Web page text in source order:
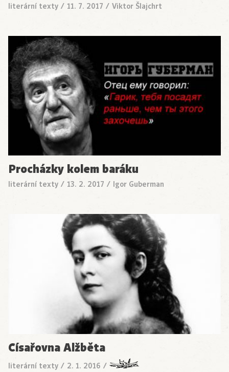
literární texty / 11. 7. 2017 / Viktor Šlajchrt
Procházky kolem baráku
literární texty / 13. 2. 2017 / Igor Guberman
Císařovna Alžběta
literární texty / 2. 1. 2016 /